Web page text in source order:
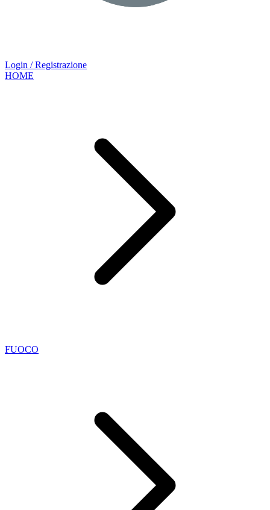
Login / Registrazione
HOME
FUOCO